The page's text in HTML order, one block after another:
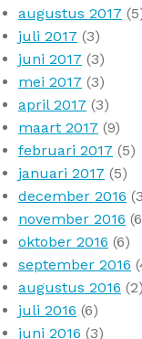
augustus 2017
juli 2017 (3)
juni 2017 (3)
mei 2017 (3)
april 2017 (3)
maart 2017 (9)
februari 2017 (5)
januari 2017 (5)
december 2016
november 2016
oktober 2016 (6)
september 2016
augustus 2016 (2)
juli 2016 (6)
juni 2016 (3)